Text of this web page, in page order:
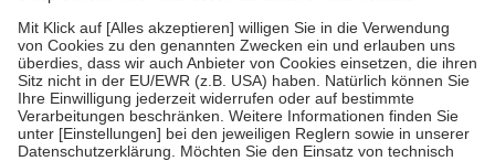
Um das Engagement der Versicherten für ihre eigene Gesundheit
zu stärken und die besondere Stellung der Familie zu unterstützen,
fallenkeine Zuzahlungenan bei:
• Kindern und Jugendlichen bis zum vollendeten 18. Lebensjahr
mit Ausnahme der Fahrkosten
• Untersuchungen zur Vorsorge und Früherkennung, die von der